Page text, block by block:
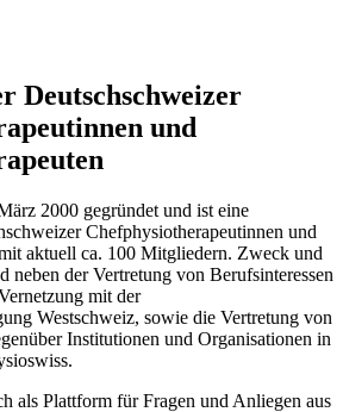
Deutschschweizer
und
2000 gegründet und ist eine
Chefphysiotherapeutinnen und
aktuell ca. 100 Mitgliedern. Zweck und
neben der Vertretung von Berufsinteressen
mit der
Westschweiz, sowie die Vertretung von
Institutionen und Organisationen in
als Plattform für Fragen und Anliegen aus